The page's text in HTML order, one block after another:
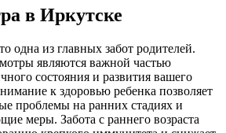
в Иркутске
одна из главных забот родителей.
являются важной частью
состояния и развития вашего
к здоровью ребенка позволяет
проблемы на ранних стадиях и
меры. Забота с раннего возраста